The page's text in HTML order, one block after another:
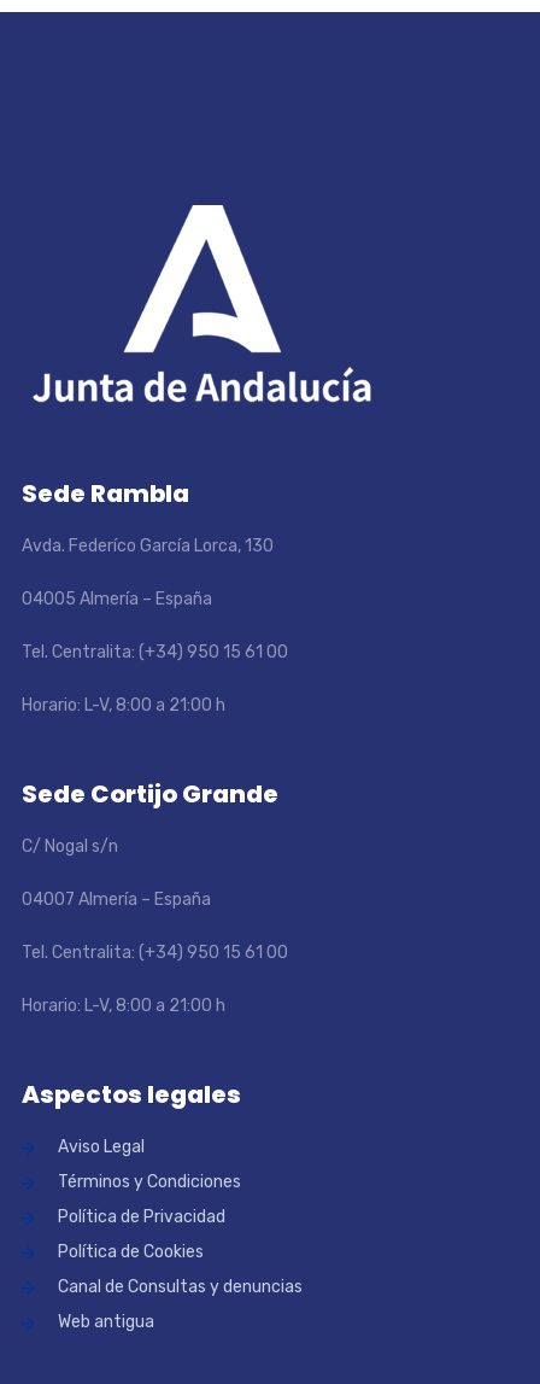
Sede Rambla
Avda. Federíco García Lorca, 130
04005 Almería – España
Tel. Centralita: (+34) 950 15 61 00
Horario: L-V, 8:00 a 21:00 h
Sede Cortijo Grande
C/ Nogal s/n
04007 Almería – España
Tel. Centralita: (+34) 950 15 61 00
Horario: L-V, 8:00 a 21:00 h
Aspectos legales
Aviso Legal
Términos y Condiciones
Política de Privacidad
Política de Cookies
Canal de Consultas y denuncias
Web antigua